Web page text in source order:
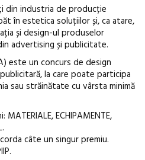
din industria de producție
în estetica soluțiilor și, ca atare,
și design-ul produselor
advertising și publicitate.
este un concurs de design
la care poate participa
sau străinătate cu vârsta minimă
ECHIPAMENTE,
câte un singur premiu.